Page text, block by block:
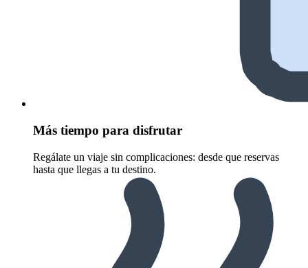
Más tiempo para disfrutar
Regálate un viaje sin complicaciones: desde que reservas
hasta que llegas a tu destino.